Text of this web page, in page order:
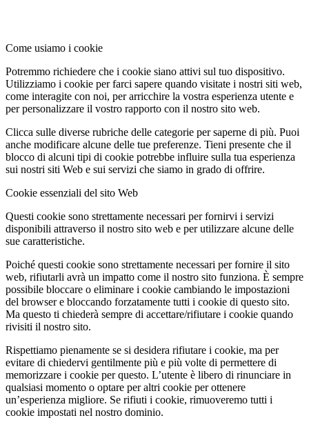
Come usiamo i cookie
Potremmo richiedere che i cookie siano attivi sul tuo dispositivo.
Utilizziamo i cookie per farci sapere quando visitate i nostri siti web,
come interagite con noi, per arricchire la vostra esperienza utente e
per personalizzare il vostro rapporto con il nostro sito web.
Clicca sulle diverse rubriche delle categorie per saperne di più. Puoi
anche modificare alcune delle tue preferenze. Tieni presente che il
blocco di alcuni tipi di cookie potrebbe influire sulla tua esperienza
sui nostri siti Web e sui servizi che siamo in grado di offrire.
Cookie essenziali del sito Web
Questi cookie sono strettamente necessari per fornirvi i servizi
disponibili attraverso il nostro sito web e per utilizzare alcune delle
sue caratteristiche.
Poiché questi cookie sono strettamente necessari per fornire il sito
web, rifiutarli avrà un impatto come il nostro sito funziona. È sempre
possibile bloccare o eliminare i cookie cambiando le impostazioni
del browser e bloccando forzatamente tutti i cookie di questo sito.
Ma questo ti chiederà sempre di accettare/rifiutare i cookie quando
rivisiti il nostro sito.
Rispettiamo pienamente se si desidera rifiutare i cookie, ma per
evitare di chiedervi gentilmente più e più volte di permettere di
memorizzare i cookie per questo. L’utente è libero di rinunciare in
qualsiasi momento o optare per altri cookie per ottenere
un’esperienza migliore. Se rifiuti i cookie, rimuoveremo tutti i
cookie impostati nel nostro dominio.